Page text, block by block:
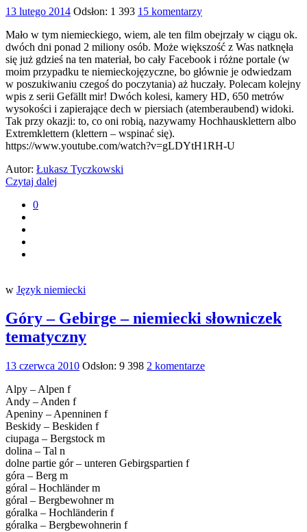
13 lutego 2014 Odsłon: 1 393 15 komentarzy
Mało w tym niemieckiego, wiem, ale ten film obejrzały w ciągu ok.
dwóch dni ponad 2 miliony osób. Może większość z Was natknęła
się już gdzieś na ten materiał, bo cały Facebook i różne portale (w
moim przypadku te niemieckojęzyczne, bo głównie je odwiedzam
w poszukiwaniu czegoś do poczytania) aż huczały. Polecam kolejny
wpis z serii Gefällt mir! Dwóch kolesi, kamery HD, 650 metrów
wysokości i zapierające dech w piersiach (atemberaubend) widoki.
Tak przy okazji: to, co oni robią, nazywamy Hochhausklettern albo
Extremklettern (klettern – wspinać się).
https://www.youtube.com/watch?v=gLDYtH1RH-U
Autor: Łukasz Tyczkowski
Czytaj dalej
0
w Język niemiecki
Góry – Gebirge – niemiecki słowniczek
tematyczny
13 czerwca 2010 Odsłon: 9 398 2 komentarze
Alpy – Alpen f
Andy – Anden f
Apeniny – Apenninen f
Beskidy – Beskiden f
ciupaga – Bergstock m
dolina – Tal n
dolne partie gór – unteren Gebirgspartien f
góra – Berg m
góral – Hochländer m
góral – Bergbewohner m
góralka – Hochländerin f
góralka – Bergbewohnerin f